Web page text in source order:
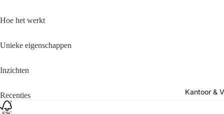
Kantoor &
Hoe het werkt
Unieke eigenschappen
Inzichten
Recenties